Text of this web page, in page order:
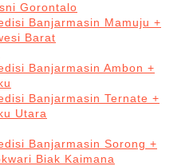
Gorontalo
Banjarmasin Mamuju +
Barat
Banjarmasin Ambon +
Banjarmasin Ternate +
Utara
Banjarmasin Sorong +
Biak Kaimana